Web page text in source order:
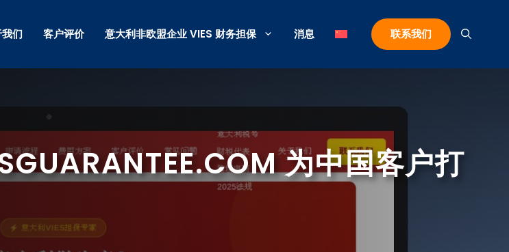
们 客户评价 意大利非欧盟企业 VIES 财务担保 消息 联系我们
为中国客户打